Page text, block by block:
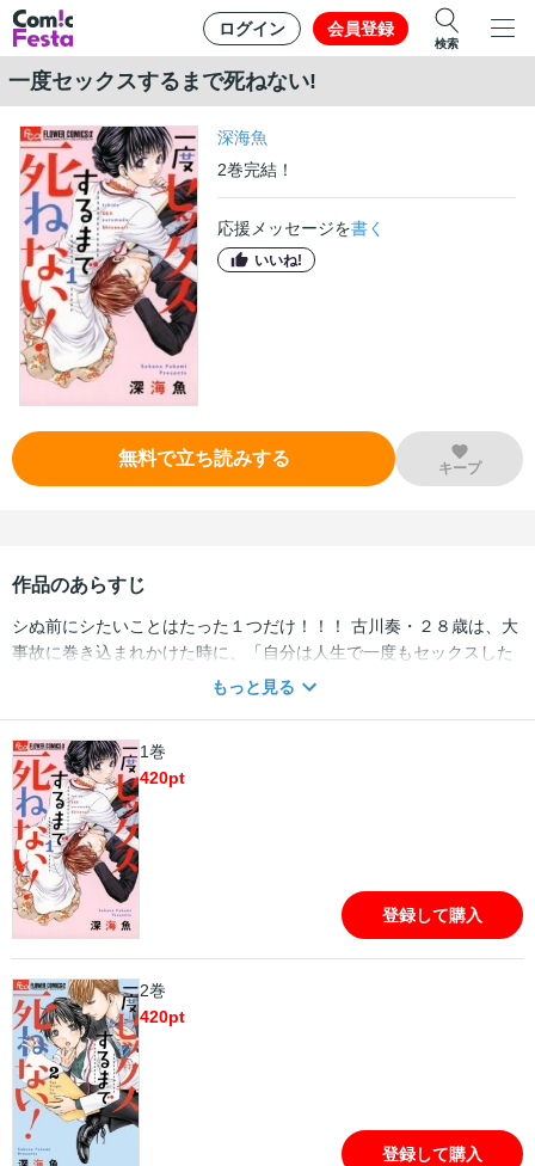
ログイン 会員登録
検索
一度セックスするまで死ねない!
深海魚
2巻完結！
応援メッセージを書く
いいね!
無料で立ち読みする キープ
作品のあらすじ
シぬ前にシたいことはたった１つだけ！！！ 古川奏・２８歳は、大
事故に巻き込まれかけた時に、「自分は人生で一度もセックスした
ことがない」ことに気づいてしまった。 生きているうちに、一度だ
せられたらね」とあおられて…！？ 「ない嫁」シリーズの深海魚、
姉プチで大反響の連載作、ついにコミックス化です！
もっと見る
1巻
420pt
登録して購入
2巻
420pt
登録して購入